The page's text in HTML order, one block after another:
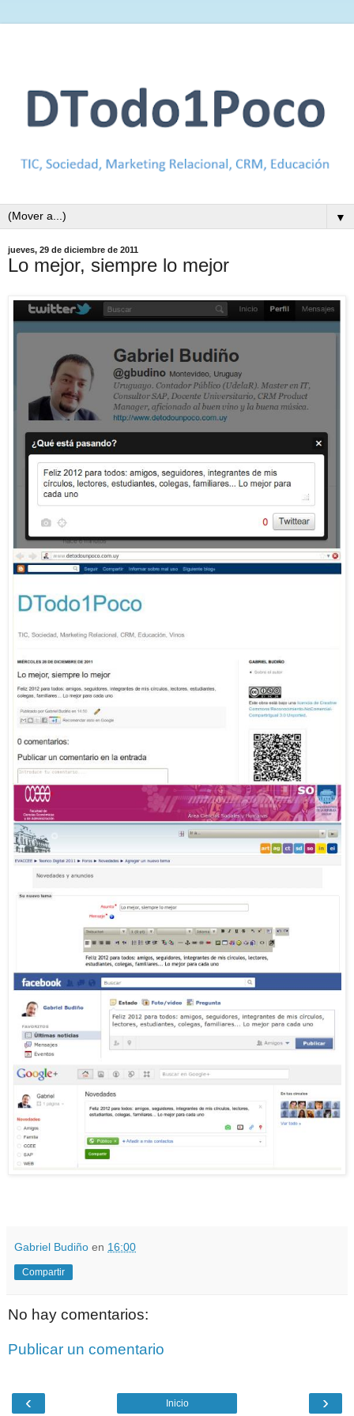
▼
jueves, 29 de diciembre de 2011
Lo mejor, siempre lo mejor
Gabriel Budiño en 16:00
Compartir
No hay comentarios:
Publicar un comentario
‹ ›
Inicio